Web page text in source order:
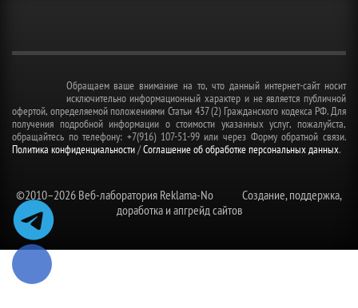
Обращаем ваше внимание на то, что данный интернет-сайт носит
исключительно информационный характер и не является публичной
офертой, определяемой положениями Статьи 437 (2) Гражданского кодекса РФ. Для
получения подробной информации о стоимости указанных услуг, пожалуйста,
обращайтесь по телефону: +7(916) 107-51-99 или через Форму обратной связи.
Политика конфиденциальности/Соглашение об обработке персональных данных.
©2010–2026 Веб-лаборатория Reklama-No
Создание, поддержка,
доработка и апгрейд сайтов